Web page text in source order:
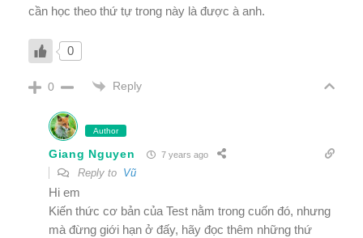
cần học theo thứ tự trong này là được à anh.
0
0 Reply
Author
Giang Nguyen 7 years ago
Reply to Vũ
Hi em
Kiến thức cơ bản của Test nằm trong cuốn đó, nhưng
mà đừng giới hạn ở đấy, hãy đọc thêm những thứ